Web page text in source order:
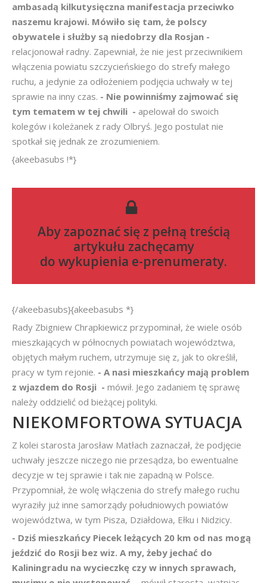
ambasadą kilkutysięczna manifestacja przeciwko
naszemu krajowi. Mówiło się tam, że polscy
obywatele i służby są niedobrzy dla Rosjan -
relacjonował radny. Zapewniał, że nie jest przeciwnikiem
włączenia powiatu szczycieńskiego do strefy małego
ruchu, a jedynie za odłożeniem podjęcia uchwały w tej
sprawie na inny czas. - Nie powinniśmy zajmować się
tym tematem w tej chwili  - apelował do swoich
kolegów i koleżanek z rady Olbryś. Jego postulat nie
spotkał się jednak ze zrozumieniem.
{akeebasubs !*}
Aby zapoznać się z pełną treścią
artykułu zachęcamy
do wykupienia e-prenumeraty.
{/akeebasubs}{akeebasubs *}
Rady Zbigniew Chrapkiewicz przypominał, że wiele osób
mieszkających w północnych powiatach województwa,
objętych małym ruchem, utrzymuje się z, jak to określił,
pracy w tym rejonie. - A nasi mieszkańcy mają problem
z wjazdem do Rosji  - mówił. Jego zadaniem tę sprawę
należy oddzielić od bieżącej polityki.
NIEKOMFORTOWA SYTUACJA
Z kolei starosta Jarosław Matłach zaznaczał, że podjęcie
uchwały jeszcze niczego nie przesądza, bo ewentualne
decyzje w tej sprawie i tak nie zapadną w Polsce.
Przypomniał, że wolę włączenia do strefy małego ruchu
wyraziły już inne samorządy południowych powiatów
województwa, w tym Pisza, Działdowa, Ełku i Nidzicy.
- Dziś mieszkańcy Piecek leżących 20 km od nas mogą
jeździć do Rosji bez wiz. A my, żeby jechać do
Kaliningradu na wycieczkę czy w innych sprawach,